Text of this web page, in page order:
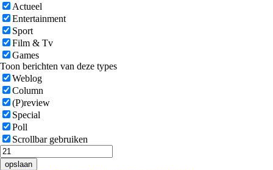
Actueel
Entertainment
Sport
Film & Tv
Games
Toon berichten van deze types
Weblog
Column
(P)review
Special
Poll
Scrollbar gebruiken
opslaan